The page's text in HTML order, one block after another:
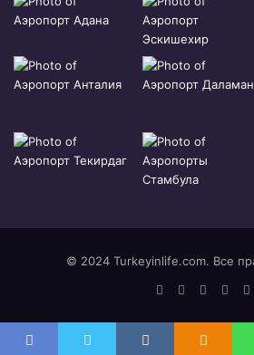
© 2024 Turkeyinlife.com. Все
YouTubevk.com